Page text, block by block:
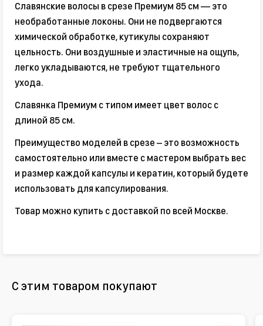
Славянские волосы в срезе Премиум 85 см — это
необработанные локоны. Они не подвергаются
химической обработке, кутикулы сохраняют
цельность. Они воздушные и эластичные на ощупь,
легко укладываются, не требуют тщательного
ухода.
Славянка Премиум с типом имеет цвет волос с
длиной 85 см.
Преимущество моделей в срезе – это возможность
самостоятельно или вместе с мастером выбрать вес
и размер каждой капсулы и кератин, который будете
использовать для капсулирования.
Товар можно купить с доставкой по всей Москве.
С этим товаром покупают